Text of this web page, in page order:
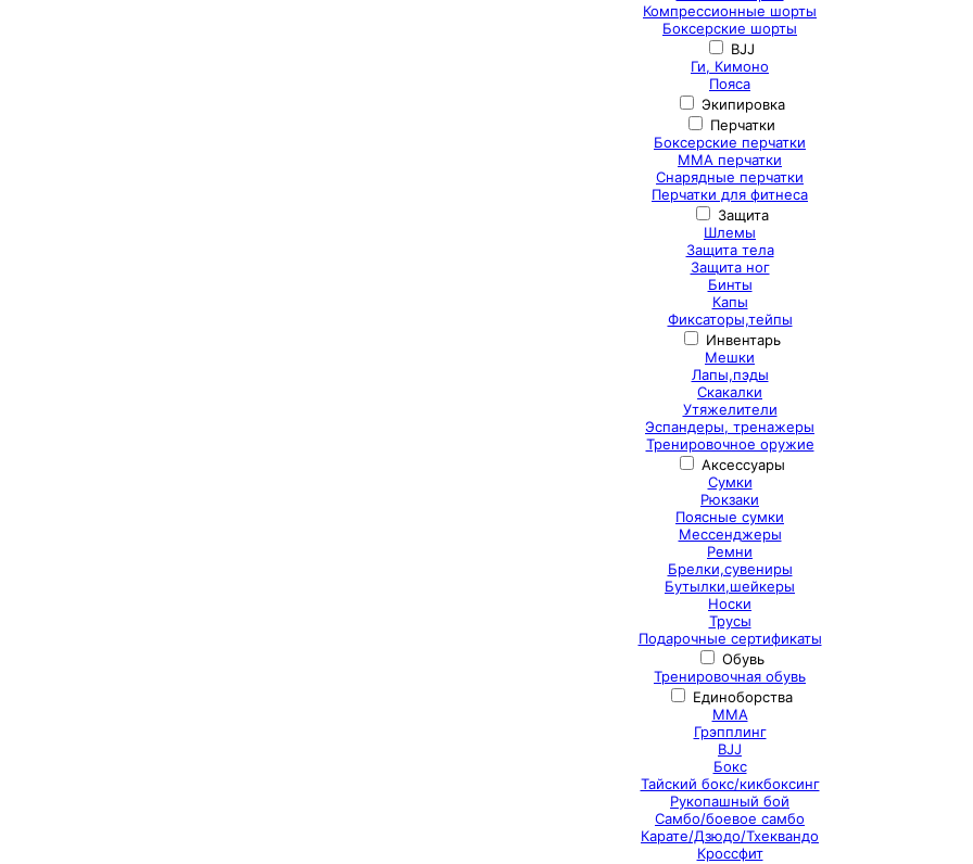
Компрессионные шорты
Боксерские шорты
BJJ
Ги, Кимоно
Пояса
Экипировка
Перчатки
Боксерские перчатки
ММА перчатки
Снарядные перчатки
Перчатки для фитнеса
Защита
Шлемы
Защита тела
Защита ног
Бинты
Капы
Фиксаторы,тейпы
Инвентарь
Мешки
Лапы,пэды
Скакалки
Утяжелители
Эспандеры, тренажеры
Тренировочное оружие
Аксессуары
Сумки
Рюкзаки
Поясные сумки
Мессенджеры
Ремни
Брелки,сувениры
Бутылки,шейкеры
Носки
Трусы
Подарочные сертификаты
Обувь
Тренировочная обувь
Единоборства
ММА
Грэпплинг
BJJ
Бокс
Тайский бокс/кикбоксинг
Рукопашный бой
Самбо/боевое самбо
Карате/Дзюдо/Тхеквандо
Кроссфит